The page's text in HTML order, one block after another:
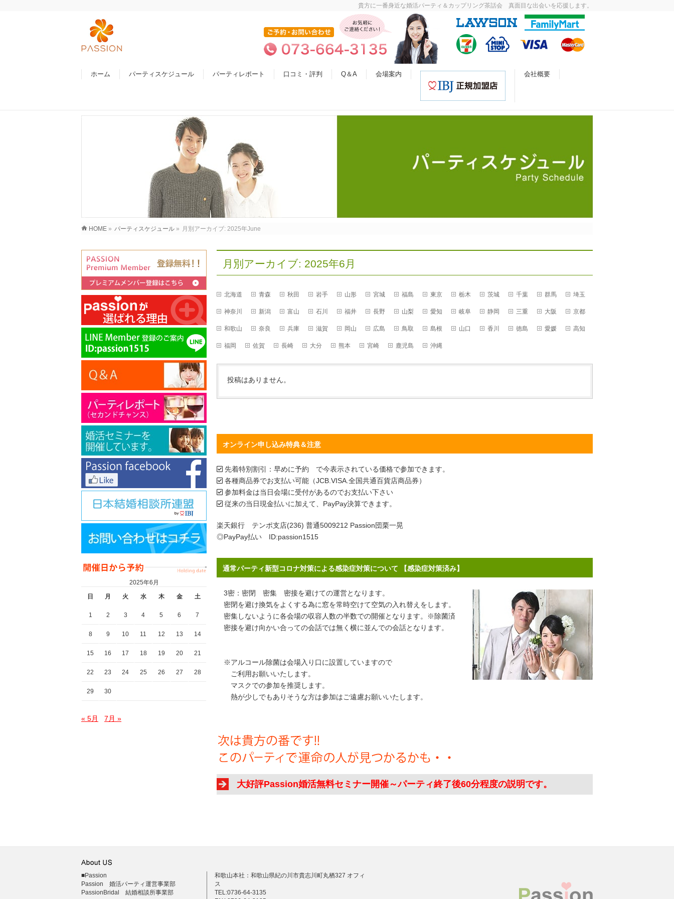
貴方に一番身近な婚活パーティ＆カップリング茶話会 真面目な出会いを応援します。
ホーム パーティスケジュール パーティレポート 口コミ・評判 Q＆A 会場案内 会社概要
HOME » パーティスケジュール » 月別アーカイブ: 2025年June
月別アーカイブ: 2025年6月
北海道 青森 秋田 岩手 山形 宮城 福島 東京 栃木 茨城 千葉 群馬 埼玉
神奈川 新潟 富山 石川 福井 長野 山梨 愛知 岐阜 静岡 三重 大阪 京都
和歌山 奈良 兵庫 滋賀 岡山 広島 鳥取 島根 山口 香川 徳島 愛媛 高知
福岡 佐賀 長崎 大分 熊本 宮崎 鹿児島 沖縄
投稿はありません。
オンライン申し込み特典＆注意
先着特別割引：早めに予約 で今表示されている価格で参加できます。
各種商品券でお支払い可能（JCB.VISA.全国共通百貨店商品券）
参加料金は当日会場に受付があるのでお支払い下さい
従来の当日現金払いに加えて、PayPay決算できます。
楽天銀行 テンポ支店(236) 普通5009212 Passion団栗一晃
◎PayPay払い ID:passion1515
通常パーティ新型コロナ対策による感染症対策について 【感染症対策済み】
3密：密閉 密集 密接を避けての運営となります。
密閉を避け換気をよくする為に窓を常時空けて空気の入れ替えをします。
密集しないように各会場の収容人数の半数での開催となります。※除菌済
密接を避け向かい合っての会話では無く横に並んでの会話となります。
※アルコール除菌は会場入り口に設置していますので
ご利用お願いいたします。
マスクでの参加を推奨します。
熱が少しでもありそうな方は参加はご遠慮お願いいたします。
大好評Passion婚活無料セミナー開催～パーティ終了後60分程度の説明です。
2025年6月
日
月 火 水 木 金 土
1 2 3 4 5 6 7
8 9 10 11 12 13 14
15 16 17 18 19 20 21
22 23 24 25 26 27 28
29 30
« 5月 7月 »
■Passion
Passion 婚活パーティ運営事業部
PassionBridal 結婚相談所事業部
和歌山本社：和歌山県紀の川市貴志川町丸栖327 オフィ
ス
TEL:0736-64-3135